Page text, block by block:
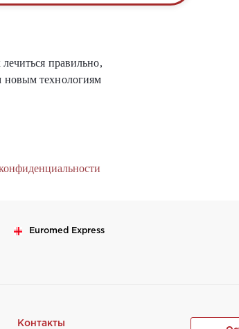
правильно,
новым технологиям
Euromed Express
Контакты